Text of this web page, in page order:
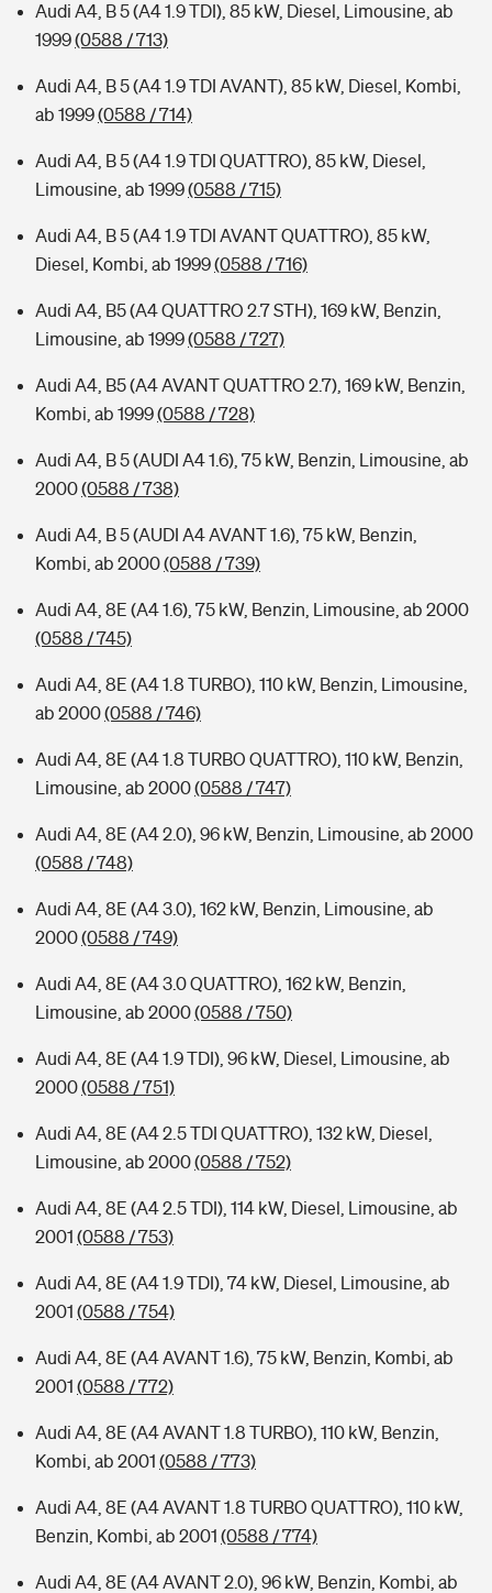
Audi A4, B 5 (A4 1.9 TDI), 85 kW, Diesel, Limousine, ab
1999(0588 / 713)
Audi A4, B 5 (A4 1.9 TDI AVANT), 85 kW, Diesel, Kombi,
ab 1999(0588 / 714)
Audi A4, B 5 (A4 1.9 TDI QUATTRO), 85 kW, Diesel,
Limousine, ab 1999(0588 / 715)
Audi A4, B 5 (A4 1.9 TDI AVANT QUATTRO), 85 kW,
Diesel, Kombi, ab 1999(0588 / 716)
Audi A4, B5 (A4 QUATTRO 2.7 STH), 169 kW, Benzin,
Limousine, ab 1999(0588 / 727)
Audi A4, B5 (A4 AVANT QUATTRO 2.7), 169 kW, Benzin,
Kombi, ab 1999(0588 / 728)
Audi A4, B 5 (AUDI A4 1.6), 75 kW, Benzin, Limousine, ab
2000(0588 / 738)
Audi A4, B 5 (AUDI A4 AVANT 1.6), 75 kW, Benzin,
Kombi, ab 2000(0588 / 739)
Audi A4, 8E (A4 1.6), 75 kW, Benzin, Limousine, ab 2000
(0588 / 745)
Audi A4, 8E (A4 1.8 TURBO), 110 kW, Benzin, Limousine,
ab 2000(0588 / 746)
Audi A4, 8E (A4 1.8 TURBO QUATTRO), 110 kW, Benzin,
Limousine, ab 2000(0588 / 747)
Audi A4, 8E (A4 2.0), 96 kW, Benzin, Limousine, ab 2000
(0588 / 748)
Audi A4, 8E (A4 3.0), 162 kW, Benzin, Limousine, ab
2000(0588 / 749)
Audi A4, 8E (A4 3.0 QUATTRO), 162 kW, Benzin,
Limousine, ab 2000(0588 / 750)
Audi A4, 8E (A4 1.9 TDI), 96 kW, Diesel, Limousine, ab
2000(0588 / 751)
Audi A4, 8E (A4 2.5 TDI QUATTRO), 132 kW, Diesel,
Limousine, ab 2000(0588 / 752)
Audi A4, 8E (A4 2.5 TDI), 114 kW, Diesel, Limousine, ab
2001 (0588 / 753)
Audi A4, 8E (A4 1.9 TDI), 74 kW, Diesel, Limousine, ab
2001 (0588 / 754)
Audi A4, 8E (A4 AVANT 1.6), 75 kW, Benzin, Kombi, ab
2001 (0588 / 772)
Audi A4, 8E (A4 AVANT 1.8 TURBO), 110 kW, Benzin,
Kombi, ab 2001 (0588 / 773)
Audi A4, 8E (A4 AVANT 1.8 TURBO QUATTRO), 110 kW,
Benzin, Kombi, ab 2001 (0588 / 774)
Audi A4, 8E (A4 AVANT 2.0), 96 kW, Benzin, Kombi, ab